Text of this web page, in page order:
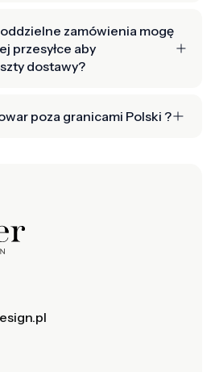
oddzielne zamówienia mogę
przesyłce aby
dostawy?
poza granicami Polski ?